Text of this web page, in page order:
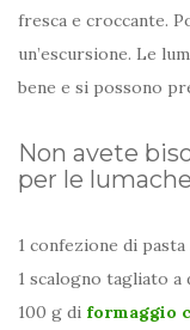
fresca e croccante.
un’escursione. Le
bene e si possono
Non avete
per le
1 confezione di
1 scalogno tagliato a
100 g di formaggio